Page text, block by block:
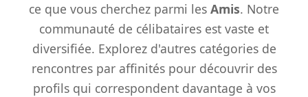
ce que vous cherchez parmi les Amis. Notre
communauté de célibataires est vaste et
diversifiée. Explorez d'autres catégories de
rencontres par affinités pour découvrir des
profils qui correspondent davantage à vos